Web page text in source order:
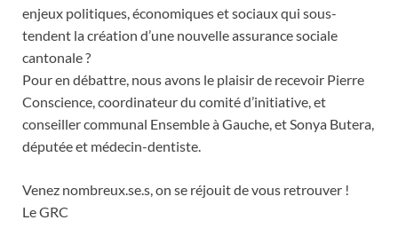
enjeux politiques, économiques et sociaux qui sous-
tendent la création d’une nouvelle assurance sociale
cantonale ?
Pour en débattre, nous avons le plaisir de recevoir Pierre
Conscience, coordinateur du comité d’initiative, et
conseiller communal Ensemble à Gauche, et Sonya Butera,
députée et médecin-dentiste.
Venez nombreux.se.s, on se réjouit de vous retrouver !
Le GRC